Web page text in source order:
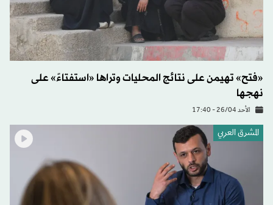
«فتح» تهيمن على نتائج المحليات وتراها «استفتاءً» على
نهجها
الأحد 26/04 - 17:40
المشرق العربي